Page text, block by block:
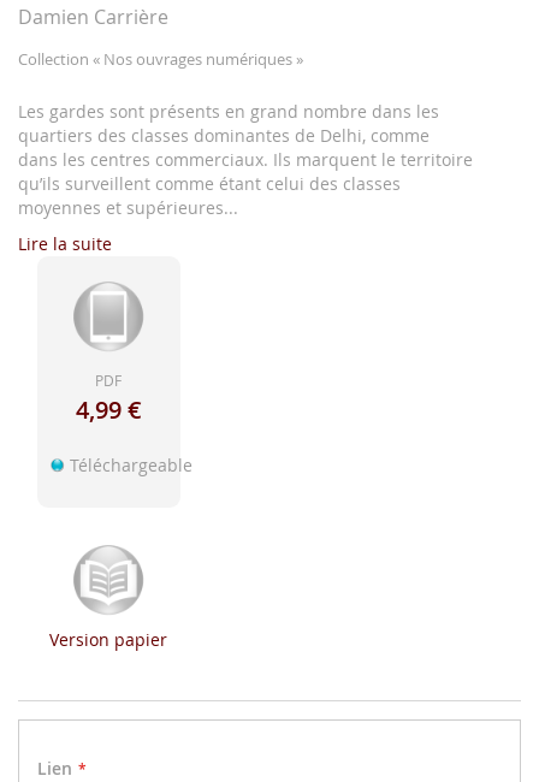
la
d'image
Damien Carrière
Collection « Nos ouvrages numériques »
Les gardes sont présents en grand nombre dans les
quartiers des classes dominantes de Delhi, comme
dans les centres commerciaux. Ils marquent le territoire
qu’ils surveillent comme étant celui des classes
moyennes et supérieures...
Lire la suite
PDF
4,99 €
Téléchargeable
Version papier
Lien